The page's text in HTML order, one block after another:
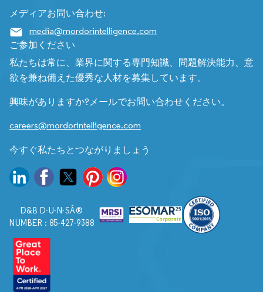
メディアお問い合わせ:
media@mordorintelligence.com
ご参加ください
私たちは常に、業界に関する専門知識、問題解決能力、意
欲を兼ね備えた優秀な人材を募集しています。
興味がありますか?メールでお問い合わせください。
careers@mordorintelligence.com
今すぐ私たちとつながりましょう
D&B D-U-N-SÂ®
NUMBER : 85-427-9388